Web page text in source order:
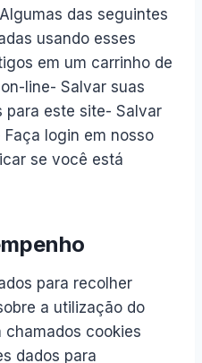
das seguintes
usando esses
em um carrinho de
line- Salvar suas
para este site- Salvar
login em nosso
se você está
para recolher
a utilização do
cookies
dados para